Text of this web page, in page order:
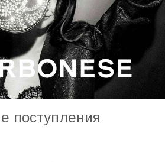
поступления